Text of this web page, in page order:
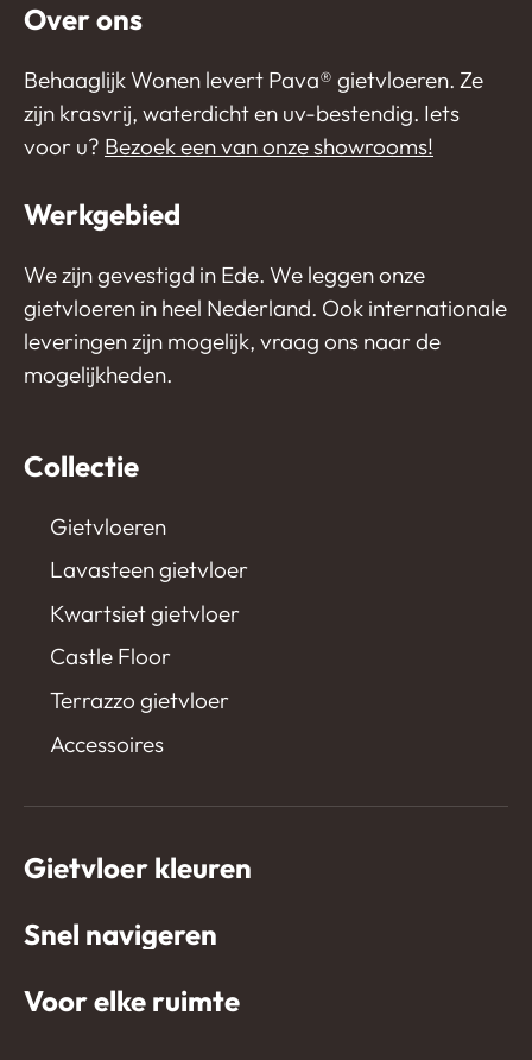
Over ons
Behaaglijk Wonen levert Pava®️ gietvloeren. Ze
zijn krasvrij, waterdicht en uv-bestendig. Iets
voor u? Bezoek een van onze showrooms!
Werkgebied
We zijn gevestigd in Ede. We leggen onze
gietvloeren in heel Nederland. Ook internationale
leveringen zijn mogelijk, vraag ons naar de
mogelijkheden.
Collectie
Gietvloeren
Lavasteen gietvloer
Kwartsiet gietvloer
Castle Floor
Terrazzo gietvloer
Accessoires
Gietvloer kleuren
Snel navigeren
Voor elke ruimte